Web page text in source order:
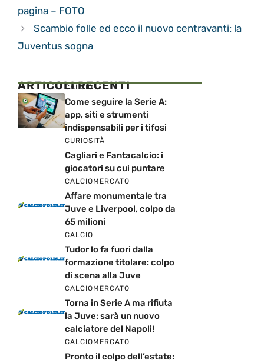
pagina – FOTO
Scambio folle ed ecco il nuovo centravanti: la
Juventus sogna
ARTICOLI RECENTI
CALCIO
Come seguire la Serie A:
app, siti e strumenti
indispensabili per i tifosi
CURIOSITÀ
Cagliari e Fantacalcio: i
giocatori su cui puntare
CALCIOMERCATO
Affare monumentale tra
Juve e Liverpool, colpo da
65 milioni
CALCIO
Tudor lo fa fuori dalla
formazione titolare: colpo
di scena alla Juve
CALCIOMERCATO
Torna in Serie A ma rifiuta
la Juve: sarà un nuovo
calciatore del Napoli!
CALCIOMERCATO
Pronto il colpo dell’estate: